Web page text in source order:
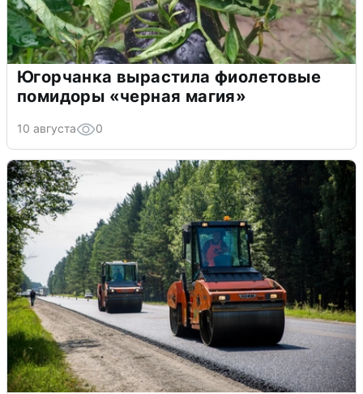
Югорчанка вырастила фиолетовые
помидоры «черная магия»
10 августа 0